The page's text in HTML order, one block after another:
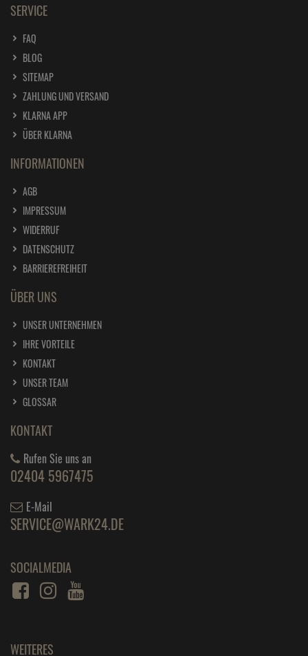
SERVICE
FAQ
BLOG
SITEMAP
ZAHLUNG UND VERSAND
KLARNA APP
ÜBER KLARNA
INFORMATIONEN
AGB
IMPRESSUM
WIDERRUF
DATENSCHUTZ
BARRIEREFREIHEIT
ÜBER UNS
UNSER UNTERNEHMEN
IHRE VORTEILE
KONTAKT
UNSER TEAM
GLOSSAR
KONTAKT
Rufen Sie uns an
02404 5967475
E-Mail
SERVICE@WARK24.DE
SOCIALMEDIA
WEITERES